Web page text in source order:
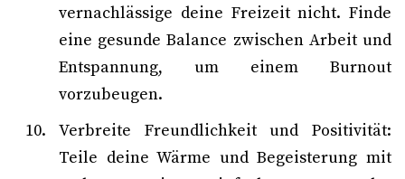
vernachlässige deine Freizeit nicht. Finde
eine gesunde Balance zwischen Arbeit und
Entspannung, um einem Burnout
vorzubeugen.
Verbreite Freundlichkeit und Positivität:
Teile deine Wärme und Begeisterung mit